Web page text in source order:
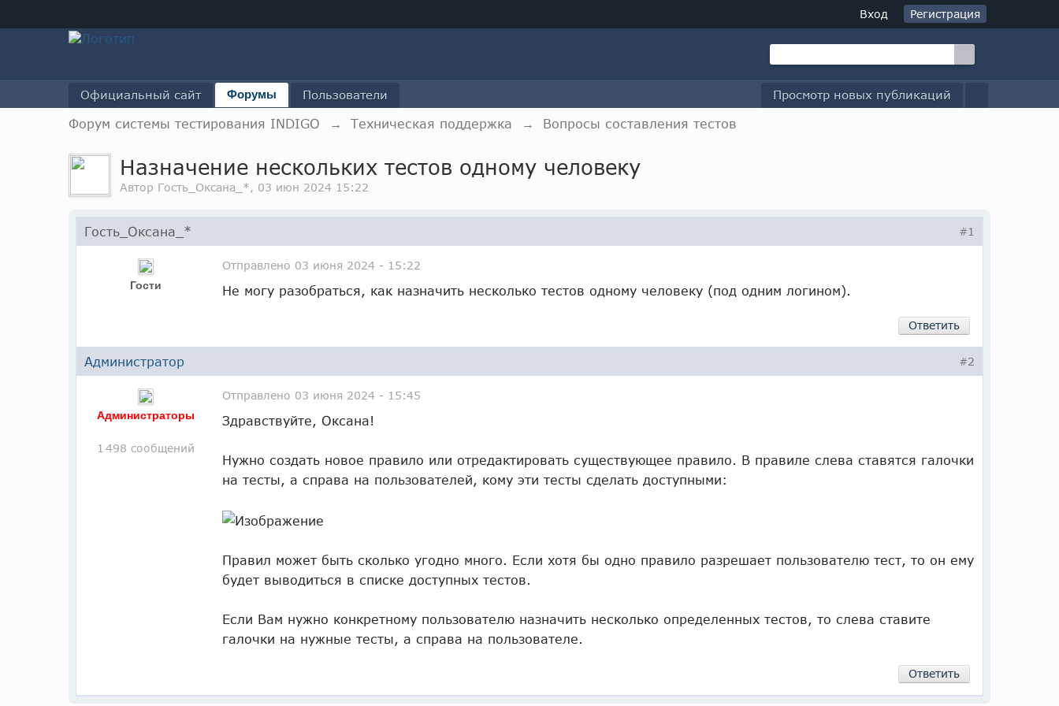
Вход Регистрация
Просмотр новых публикаций
Официальный сайт Форумы Пользователи
Форум системы тестирования INDIGO → Техническая поддержка → Вопросы составления тестов
Назначение нескольких тестов одному человеку
Автор Гость_Оксана_*, 03 июн 2024 15:22
#1
Гость_Оксана_*
Гости
Отправлено 03 июня 2024 - 15:22
Не могу разобраться, как назначить несколько тестов одному человеку (под одним логином).
Ответить
#2
Администратор
Администраторы
1 498 сообщений
Отправлено 03 июня 2024 - 15:45
Здравствуйте, Оксана!
Нужно создать новое правило или отредактировать существующее правило. В правиле слева ставятся галочки
на тесты, а справа на пользователей, кому эти тесты сделать доступными:
Правил может быть сколько угодно много. Если хотя бы одно правило разрешает пользователю тест, то он ему
будет выводиться в списке доступных тестов.
Если Вам нужно конкретному пользователю назначить несколько определенных тестов, то слева ставите
галочки на нужные тесты, а справа на пользователе.
Ответить